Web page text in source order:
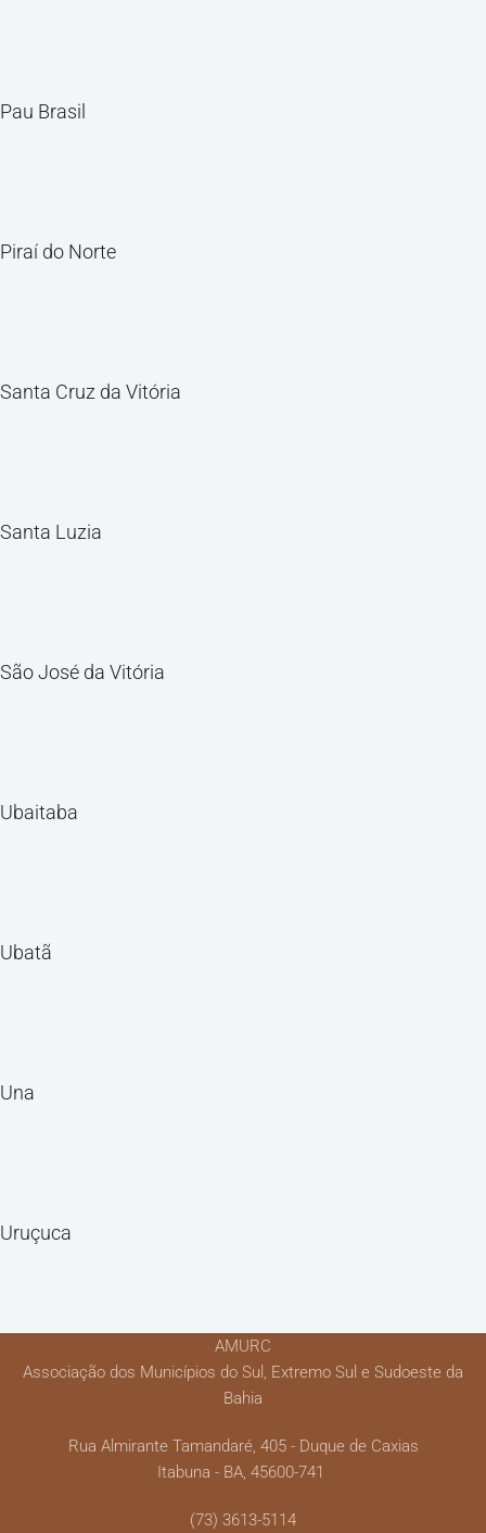
Pau Brasil
Piraí do Norte
Santa Cruz da Vitória
Santa Luzia
São José da Vitória
Ubaitaba
Ubatã
Una
Uruçuca
AMURC
Associação dos Municípios do Sul, Extremo Sul e Sudoeste da
Bahia
Rua Almirante Tamandaré, 405 - Duque de Caxias
Itabuna - BA, 45600-741
(73) 3613-5114